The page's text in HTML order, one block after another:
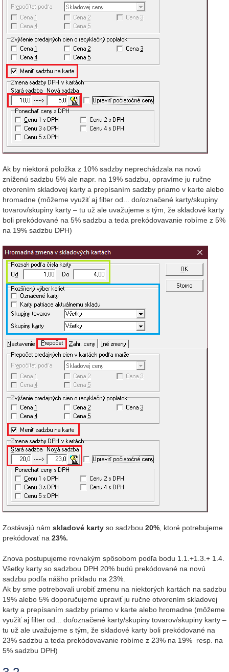
Ak by niektorá položka z 10% sadzby neprechádzala na novú
zníženú sadzbu 5% ale napr. na 19% sadzbu, opravíme ju ručne
otvorením skladovej karty a prepísaním sadzby priamo v karte alebo
hromadne (môžeme využiť aj filter od... do/označené karty/skupiny
tovarov/skupiny karty – tu už ale uvažujeme s tým, že skladové karty
boli prekódované na 5% sadzbu a teda prekódovavanie robíme z 5%
na 19% sadzbu DPH)
Zostávajú nám skladové karty so sadzbou 20% , ktoré potrebujeme
prekódovať na 23%.
Znova postupujeme rovnakým spôsobom podľa bodu 1.1.+1.3.+ 1.4.
Všetky karty so sadzbou DPH 20% budú prekódované na novú
sadzbu podľa nášho príkladu na 23%.
Ak by sme potrebovali urobiť zmenu na niektorých kartách na sadzbu
19% alebo 5% doporučujeme upraviť ju ručne otvorením skladovej
karty a prepísaním sadzby priamo v karte alebo hromadne (môžeme
využiť aj filter od... do/označené karty/skupiny tovarov/skupiny karty –
tu už ale uvažujeme s tým, že skladové karty boli prekódované na
23% sadzbu a teda prekódovavanie robíme z 23% na 19% resp. na
5% sadzbu DPH)